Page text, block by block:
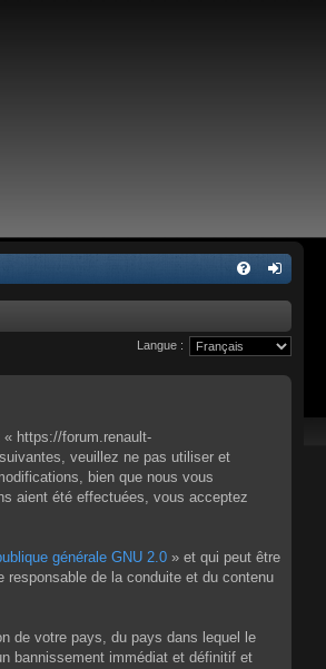
Langue :
« https://forum.renault-
veuillez ne pas utiliser et
bien que nous vous
aient été effectuées, vous acceptez
générale GNU 2.0 » et qui peut être
de la conduite et du contenu
de votre pays, du pays dans lequel le
bannissement immédiat et définitif et